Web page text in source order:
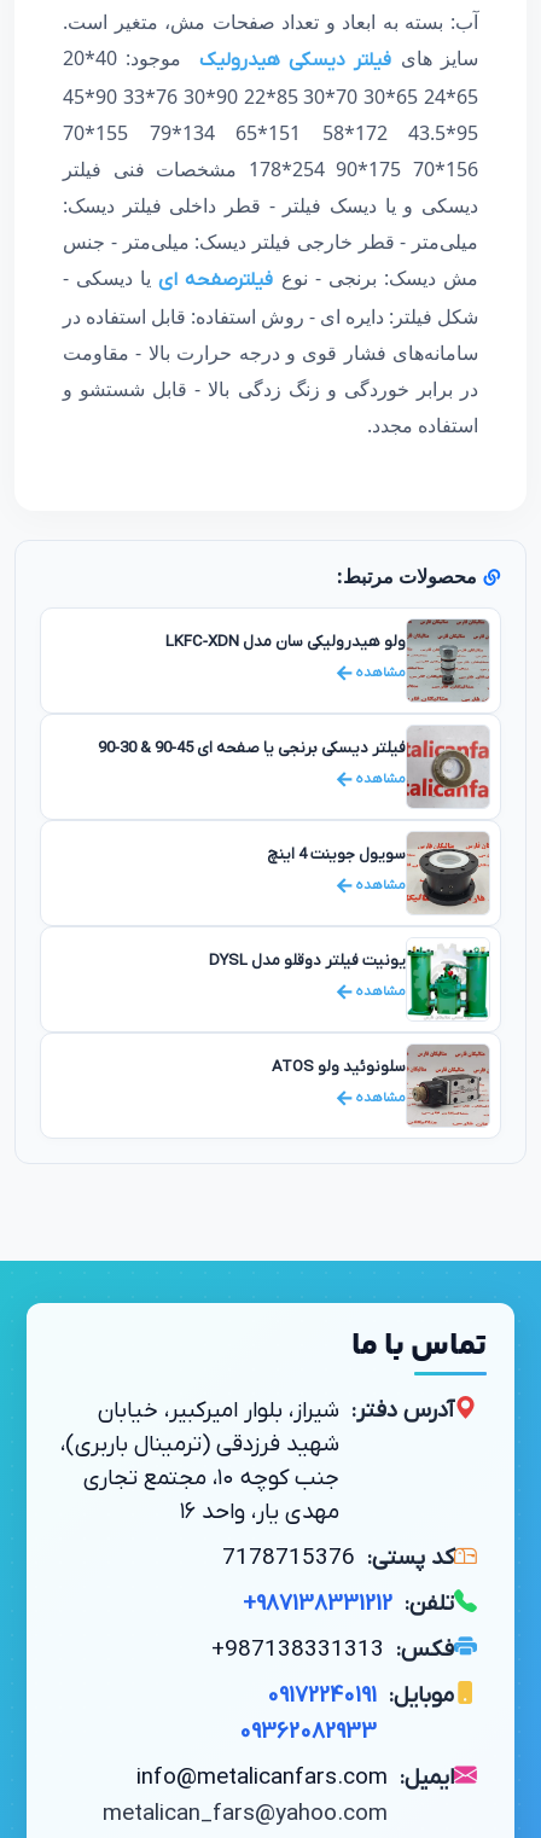
آب: بسته به ابعاد و تعداد صفحات مش، متغیر است.
سایز های فیلتر دیسکی هیدرولیک
موجود: 40*20
65*24 65*30 70*30 85*22 90*30 76*33 90*45
95*43.5 172*58 151*65 134*79 155*70
156*70 175*90 254*178 مشخصات فنی فیلتر
دیسکی و یا دیسک فیلتر - قطر داخلی فیلتر دیسک:
میلی‌متر - قطر خارجی فیلتر دیسک: میلی‌متر - جنس
مش دیسک: برنجی - نوع فیلترصفحه اییا دیسکی -
شکل فیلتر: دایره ای - روش استفاده: قابل استفاده در
سامانه‌های فشار قوی و درجه حرارت بالا - مقاومت
در برابر خوردگی و زنگ زدگی بالا - قابل شستشو و
استفاده مجدد.
محصولات مرتبط:
ولو هیدرولیکی سان مدل LKFC-XDN
مشاهده
فیلتر دیسکی برنجی یا صفحه ای 45-90 & 30-90
مشاهده
سویول جوینت 4 اینچ
مشاهده
یونیت فیلتر دوقلو مدل DYSL
مشاهده
سلونوئید ولو ATOS
مشاهده
تماس با ما
آدرس دفتر: شیراز، بلوار امیرکبیر، خیابان
شهید فرزدقی (ترمینال باربری)،
جنب کوچه ۱۰، مجتمع تجاری
مهدی یار، واحد ۱۶
کد پستی: 7178715376
تلفن: +987138331212
فکس: +987138331313
موبایل: 09172240191
09362082933
ایمیل: info@metalicanfars.com
metalican_fars@yahoo.com